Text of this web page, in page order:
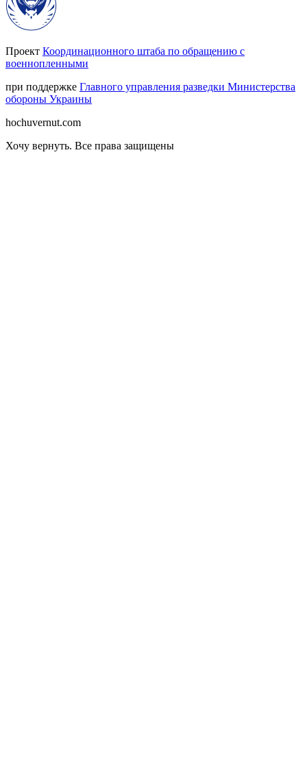
Проект Координационного штаба по обращению с
военнопленными
при поддержке Главного управления разведки Министерства
обороны Украины
hochuvernut.com
Хочу вернуть. Все права защищены